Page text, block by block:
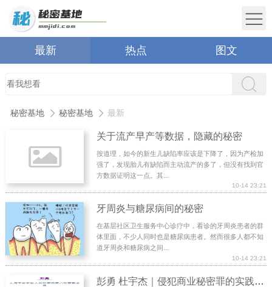
最新 热点 图文
秘密基地 秘密基地 最新
关于流产早产等数据，隐藏的秘密
按道理，如今的新生儿缺陷率应该是下降了，因为产检加
强了，发现胎儿有缺陷而主动流产的多了，但没有找到官
方数据证明这一点。其...
10-14 23:21
牙周炎与糖尿病间的秘密
在基层社区卫生服务中心诊疗中，看诊的牙周炎患者的群
体里面，不少人同时也是糖尿病患者。然而很多人都不知
道牙周炎和糖尿病之间...
10-14 23:21
彭勇 杜宇杰｜侵犯商业秘密罪的实践问题及出路